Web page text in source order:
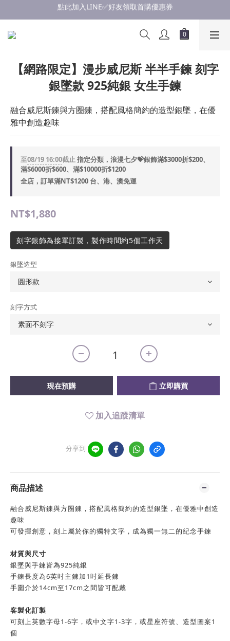
點此加入LINE✅好友領取首購優惠券
浪漫慶七夕💝銀飾滿$3000享優惠💝至8/19
點此加入LINE✅好友領取首購優惠券
【網路限定】漫步威尼斯 半半手鍊 刻字
銀墜款 925純銀 女生手鍊
融合威尼斯鍊與方圈鍊，搭配風格簡約的造型銀墜，在優
雅中創造趣味
至08/19 16:00截止指定分類，浪漫七夕💝銀飾滿$3000折$200、
滿$6000折$600、滿$10000折$1200
全店，訂單滿NT$1200 台、港、澳免運
NT$1,880
刻字銀飾為接單訂製，製作時間約5個工作天
銀墜造型
刻字方式
現在預購 立即購買
加入追蹤清單
分享到
商品描述
融合威尼斯鍊與方圈鍊，搭配風格簡約的造型銀墜，在優雅中創造
趣味
可發揮創意，刻上屬於你的獨特文字，成為獨一無二的紀念手鍊
材質與尺寸
銀墜與手鍊皆為925純銀
手鍊長度為6英吋主鍊加1吋延長鍊
手圍介於14cm至17cm之間皆可配戴
客製化訂製
可刻上英數字母1-6字，或中文字1-3字，或星座符號、造型圖案1
個